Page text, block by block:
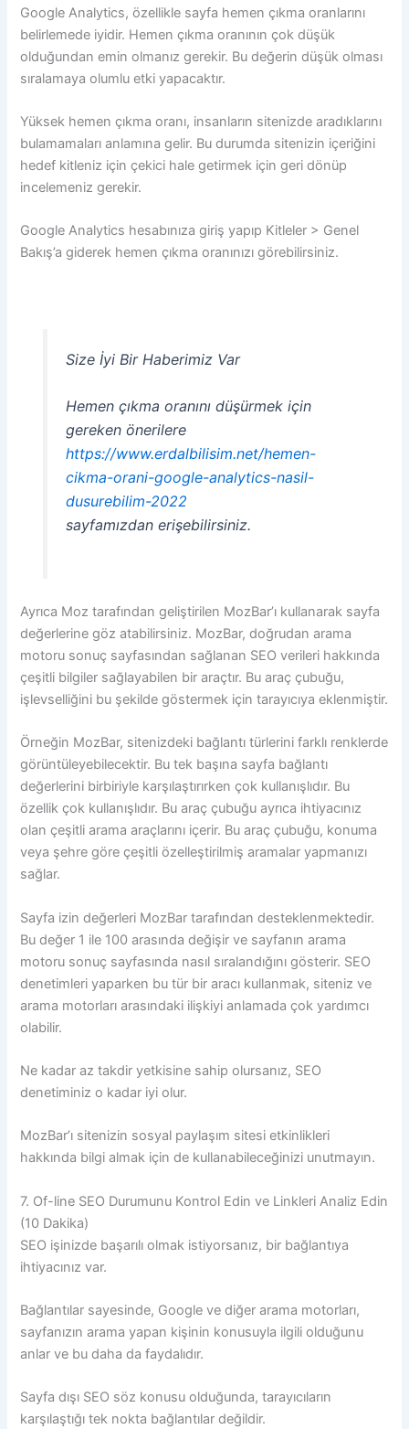
Google Analytics, özellikle sayfa hemen çıkma oranlarını
belirlemede iyidir. Hemen çıkma oranının çok düşük
olduğundan emin olmanız gerekir. Bu değerin düşük olması
sıralamaya olumlu etki yapacaktır.
Yüksek hemen çıkma oranı, insanların sitenizde aradıklarını
bulamamaları anlamına gelir. Bu durumda sitenizin içeriğini
hedef kitleniz için çekici hale getirmek için geri dönüp
incelemeniz gerekir.
Google Analytics hesabınıza giriş yapıp Kitleler > Genel
Bakış’a giderek hemen çıkma oranınızı görebilirsiniz.
Size İyi Bir Haberimiz Var
Hemen çıkma oranını düşürmek için
gereken önerilere
https://www.erdalbilisim.net/hemen-
cikma-orani-google-analytics-nasil-
dusurebilim-2022
sayfamızdan erişebilirsiniz.
Ayrıca Moz tarafından geliştirilen MozBar’ı kullanarak sayfa
değerlerine göz atabilirsiniz. MozBar, doğrudan arama
motoru sonuç sayfasından sağlanan SEO verileri hakkında
çeşitli bilgiler sağlayabilen bir araçtır. Bu araç çubuğu,
işlevselliğini bu şekilde göstermek için tarayıcıya eklenmiştir.
Örneğin MozBar, sitenizdeki bağlantı türlerini farklı renklerde
görüntüleyebilecektir. Bu tek başına sayfa bağlantı
değerlerini birbiriyle karşılaştırırken çok kullanışlıdır. Bu
özellik çok kullanışlıdır. Bu araç çubuğu ayrıca ihtiyacınız
olan çeşitli arama araçlarını içerir. Bu araç çubuğu, konuma
veya şehre göre çeşitli özelleştirilmiş aramalar yapmanızı
sağlar.
Sayfa izin değerleri MozBar tarafından desteklenmektedir.
Bu değer 1 ile 100 arasında değişir ve sayfanın arama
motoru sonuç sayfasında nasıl sıralandığını gösterir. SEO
denetimleri yaparken bu tür bir aracı kullanmak, siteniz ve
arama motorları arasındaki ilişkiyi anlamada çok yardımcı
olabilir.
Ne kadar az takdir yetkisine sahip olursanız, SEO
denetiminiz o kadar iyi olur.
MozBar’ı sitenizin sosyal paylaşım sitesi etkinlikleri
hakkında bilgi almak için de kullanabileceğinizi unutmayın.
7. Of-line SEO Durumunu Kontrol Edin ve Linkleri Analiz Edin
(10 Dakika)
SEO işinizde başarılı olmak istiyorsanız, bir bağlantıya
ihtiyacınız var.
Bağlantılar sayesinde, Google ve diğer arama motorları,
sayfanızın arama yapan kişinin konusuyla ilgili olduğunu
anlar ve bu daha da faydalıdır.
Sayfa dışı SEO söz konusu olduğunda, tarayıcıların
karşılaştığı tek nokta bağlantılar değildir.